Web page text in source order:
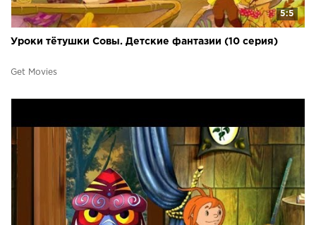
5:5
Уроки тётушки Совы. Детские фантазии (10 серия)
Get Movies